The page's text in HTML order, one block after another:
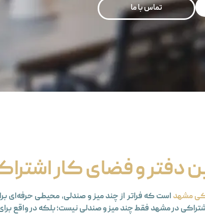
تماس با ما
دفتر و فضای کار
مشهد است که فراتر از چند میز و صندلی، محیطی حرفه‌ای
در مشهد فقط چند میز و صندلی نیست؛ بلکه در واقع